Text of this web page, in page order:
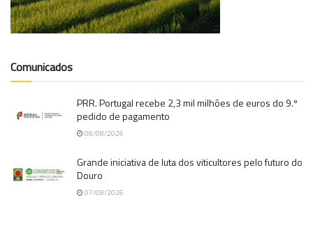
Comunicados
PRR. Portugal recebe 2,3 mil milhões de euros do 9.º
pedido de pagamento
08/08/2026
Grande iniciativa de luta dos viticultores pelo futuro do
Douro
07/08/2026